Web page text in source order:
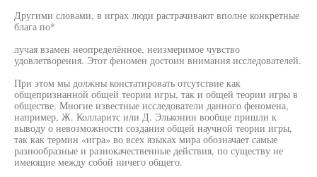
Другими словами, в играх люди растрачивают вполне конкретные
блага по*
лучая взамен неопределённое, неизмеримое чувство
удовлетворения. Этот феномен достоин внимания исследователей.
При этом мы должны констатировать отсутствие как
общепризнанной общей теории игры, так и общей теории игры в
обществе. Многие известные исследователи данного феномена,
например, Ж. Колларитс или Д. Эльконин вообще пришли к
выводу о невозможности создания общей научной теории игры,
так как термин «игра» во всех языках мира обозначает самые
разнообразные и разнокачественные действия, по существу не
имеющие между собой ничего общего.